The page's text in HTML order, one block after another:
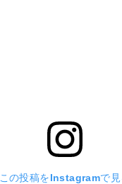
この投稿をInstagramで